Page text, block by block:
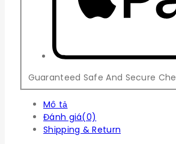
Guaranteed Safe And Secure
Mô tả
Đánh giá(0)
Shipping & Return